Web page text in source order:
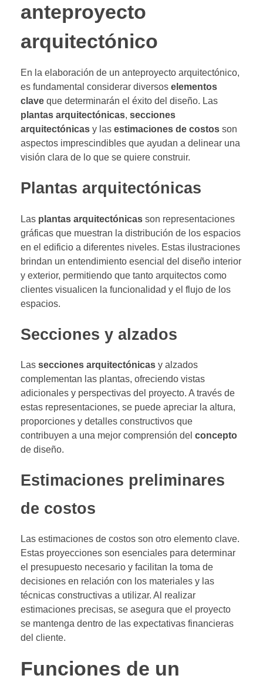
anteproyecto
arquitectónico
En la elaboración de un anteproyecto arquitectónico,
es fundamental considerar diversos elementos
clave que determinarán el éxito del diseño. Las
plantas arquitectónicas, secciones
arquitectónicas y las estimaciones de costos son
aspectos imprescindibles que ayudan a delinear una
visión clara de lo que se quiere construir.
Plantas arquitectónicas
Las plantas arquitectónicas son representaciones
gráficas que muestran la distribución de los espacios
en el edificio a diferentes niveles. Estas ilustraciones
brindan un entendimiento esencial del diseño interior
y exterior, permitiendo que tanto arquitectos como
clientes visualicen la funcionalidad y el flujo de los
espacios.
Secciones y alzados
Las secciones arquitectónicas y alzados
complementan las plantas, ofreciendo vistas
adicionales y perspectivas del proyecto. A través de
estas representaciones, se puede apreciar la altura,
proporciones y detalles constructivos que
contribuyen a una mejor comprensión del concepto
de diseño.
Estimaciones preliminares
de costos
Las estimaciones de costos son otro elemento clave.
Estas proyecciones son esenciales para determinar
el presupuesto necesario y facilitan la toma de
decisiones en relación con los materiales y las
técnicas constructivas a utilizar. Al realizar
estimaciones precisas, se asegura que el proyecto
se mantenga dentro de las expectativas financieras
del cliente.
Funciones de un